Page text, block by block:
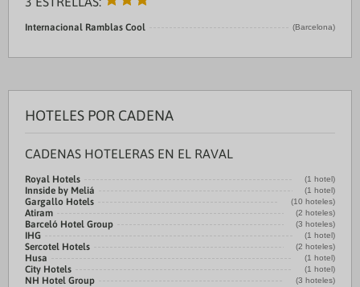
Internacional Ramblas Cool (Barcelona)
HOTELES POR CADENA
CADENAS HOTELERAS EN EL RAVAL
Royal Hotels (1 hotel)
Innside by Meliá (1 hotel)
Gargallo Hotels (10 hoteles)
Atiram (2 hoteles)
Barceló Hotel Group (3 hoteles)
IHG (1 hotel)
Sercotel Hotels (2 hoteles)
Husa (1 hotel)
City Hotels (1 hotel)
NH Hotel Group (3 hoteles)